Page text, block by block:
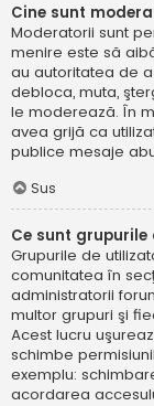
Cine sunt
Moderatorii sunt
menire este să
au autoritatea de
debloca, muta,
le moderează. În
avea grijă ca
publice mesaje
Sus
Ce sunt
Grupurile de
comunitatea în
administratorii
multor grupuri şi
Acest lucru
schimbe
exemplu:
acordarea